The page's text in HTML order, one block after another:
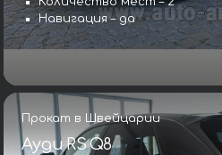
Навигация – да
Прокат в Швейцарии
Ауди RS Q8